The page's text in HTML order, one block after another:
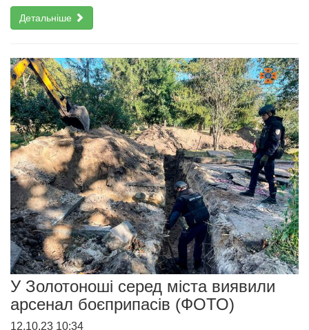
Детальніше
У Золотоноші серед міста виявили
арсенал боєприпасів (ФОТО)
12.10.23 10:34